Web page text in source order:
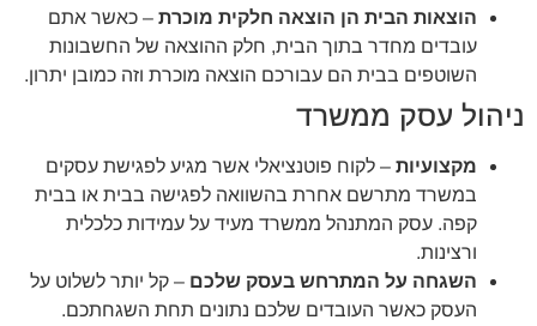
הוצאות הבית הן הוצאה חלקית מוכרת – כאשר אתם
עובדים מחדר בתוך הבית, חלק ההוצאה של החשבונות
השוטפים בבית הם עבורכם הוצאה מוכרת וזה כמובן יתרון.
ניהול עסק ממשרד
מקצועיות – לקוח פוטנציאלי אשר מגיע לפגישת עסקים
במשרד מתרשם אחרת בהשוואה לפגישה בבית או בבית
קפה. עסק המתנהל ממשרד מעיד על עמידות כלכלית
ורצינות.
השגחה על המתרחש בעסק שלכם – קל יותר לשלוט על
העסק כאשר העובדים שלכם נתונים תחת השגחתכם.